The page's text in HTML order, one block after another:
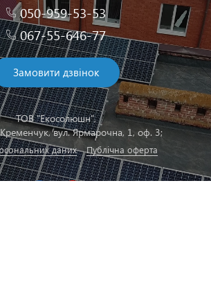
050-959-53-53
067-55-646-77
Замовити дзвінок
ТОВ "Екосолюшн",
вул. Ярмарочна, 1, оф. 3;
даних Публічна оферта